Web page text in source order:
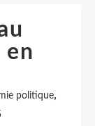
en
politique,